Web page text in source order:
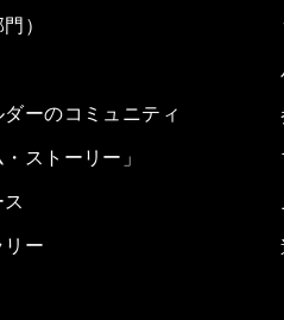
）
ーのコミュニティ
ストーリー」
リー